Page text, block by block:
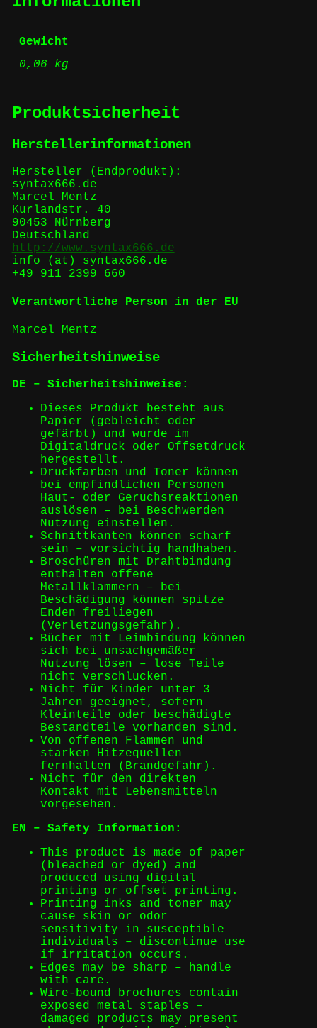
Gewicht
0,06 kg
Produktsicherheit
Herstellerinformationen
Hersteller (Endprodukt):
syntax666.de
Marcel Mentz
Kurlandstr. 40
90453 Nürnberg
Deutschland
http://www.syntax666.de
info (at) syntax666.de
+49 911 2399 660
Verantwortliche Person in der EU
Marcel Mentz
Sicherheitshinweise
DE – Sicherheitshinweise:
Dieses Produkt besteht aus
Papier (gebleicht oder
gefärbt) und wurde im
Digitaldruck oder Offsetdruck
hergestellt.
Druckfarben und Toner können
bei empfindlichen Personen
Haut- oder Geruchsreaktionen
auslösen – bei Beschwerden
Nutzung einstellen.
Schnittkanten können scharf
sein – vorsichtig handhaben.
Broschüren mit Drahtbindung
enthalten offene
Metallklammern – bei
Beschädigung können spitze
Enden freiliegen
(Verletzungsgefahr).
Bücher mit Leimbindung können
sich bei unsachgemäßer
Nutzung lösen – lose Teile
nicht verschlucken.
Nicht für Kinder unter 3
Jahren geeignet, sofern
Kleinteile oder beschädigte
Bestandteile vorhanden sind.
Von offenen Flammen und
starken Hitzequellen
fernhalten (Brandgefahr).
Nicht für den direkten
Kontakt mit Lebensmitteln
vorgesehen.
EN – Safety Information:
This product is made of paper
(bleached or dyed) and
produced using digital
printing or offset printing.
Printing inks and toner may
cause skin or odor
sensitivity in susceptible
individuals – discontinue use
if irritation occurs.
Edges may be sharp – handle
with care.
Wire-bound brochures contain
exposed metal staples –
damaged products may present